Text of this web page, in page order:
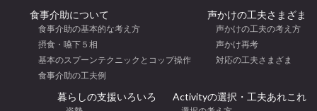
食事介助について
食事介助の基本的な考え方
摂食・嚥下５相
基本のスプーンテクニックとコップ操作
食事介助の工夫例
声かけの工夫さまざま
声かけの工夫の考え方
声かけ再考
対応の工夫さまざま
暮らしの支援いろいろ Activityの選択・工夫あれこれ